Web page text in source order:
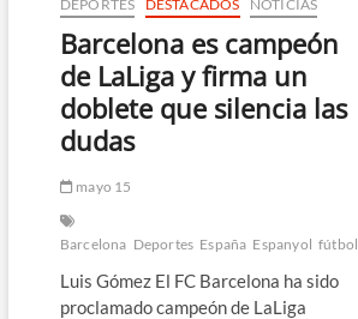
DEPORTES DESTACADOS NOTICIAS
Barcelona es campeón
de LaLiga y firma un
doblete que silencia las
dudas
mayo 15
Barcelona Deportes España Espanyol fútbol
Luis Gómez El FC Barcelona ha sido
proclamado campeón de LaLiga